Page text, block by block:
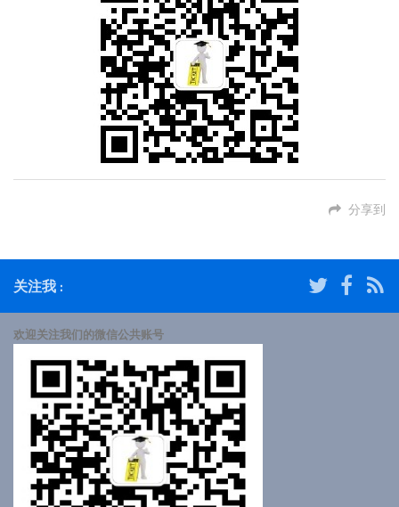
分享到
关注我 :
欢迎关注我们的微信公共账号